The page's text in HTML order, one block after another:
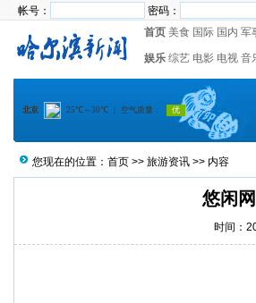
帐号： 密码：
首页 美食 国际 国内 军
娱乐 综艺 电影 电视 音
您现在的位置： 首页 >> 旅游资讯 >> 内容
悠闲
时间：